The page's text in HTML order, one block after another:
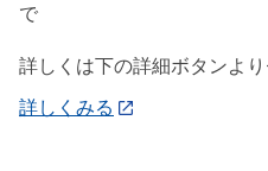
で
詳しくは下の詳細ボタンよ
詳しくみる